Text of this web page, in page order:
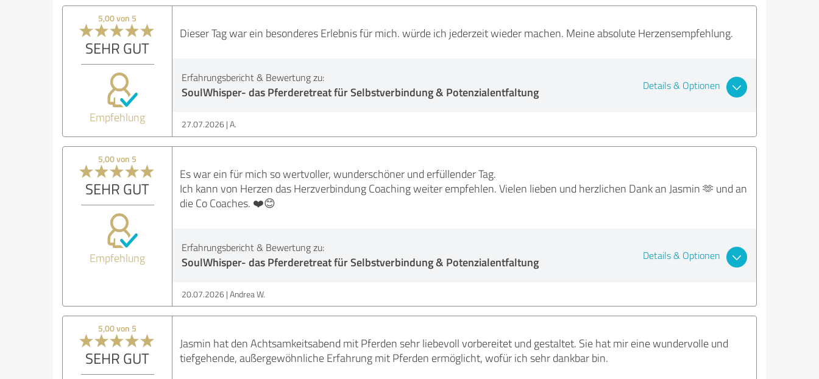
5,00 von 5
SEHR GUT
Empfehlung
Dieser Tag war ein besonderes Erlebnis für mich. würde ich jederzeit wieder machen. Meine absolute Herzensempfehlung.
Erfahrungsbericht & Bewertung zu:
SoulWhisper- das Pferderetreat für Selbstverbindung & Potenzialentfaltung Details & Optionen
27.07.2026 A.
5,00 von 5
SEHR GUT
Empfehlung
Es war ein für mich so wertvoller, wunderschöner und erfüllender Tag.
Ich kann von Herzen das Herzverbindung Coaching weiter empfehlen. Vielen lieben und herzlichen Dank an Jasmin 🫶 und an
die Co Coaches. ❤️😊
Erfahrungsbericht & Bewertung zu:
SoulWhisper- das Pferderetreat für Selbstverbindung & Potenzialentfaltung Details & Optionen
20.07.2026 Andrea W.
5,00 von 5
SEHR GUT
Jasmin hat den Achtsamkeitsabend mit Pferden sehr liebevoll vorbereitet und gestaltet. Sie hat mir eine wundervolle und
tiefgehende, außergewöhnliche Erfahrung mit Pferden ermöglicht, wofür ich sehr dankbar bin.